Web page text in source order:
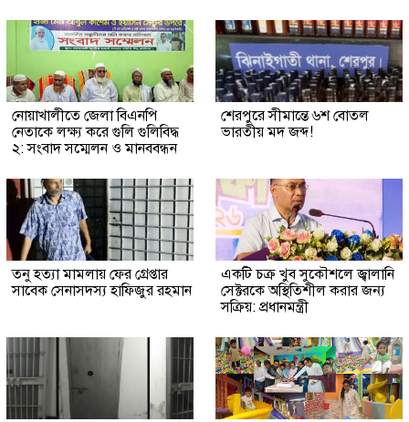
নোয়াখালীতে জেলা বিএনপি
নেতাকে লক্ষ্য করে গুলি গুলিবিদ্ধ
২: সংবাদ সম্মেলন ও মানববন্ধন
শেরপুরে সীমান্তে ৬শ বোতল
ভারতীয় মদ জব্দ!
তনু হত্যা মামলায় ফের গ্রেপ্তার
সাবেক সেনাসদস্য হাফিজুর রহমান
একটি চক্র খুব সুকৌশলে জ্বালানি
সেক্টরকে অস্থিতিশীল করার জন্য
সক্রিয়: প্রধানমন্ত্রী